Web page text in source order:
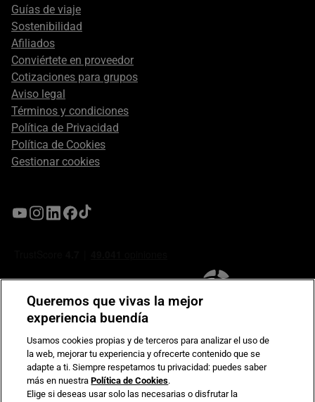
Guías de viaje
Sostenibilidad
Afiliados
Conviértete en proveedor
Cotizaciones para grupos
Aviso legal
Términos y condiciones
Política de Privacidad
Política de Cookies
Gestionar cookies
Compromiso de seguridad en pagos electrónicos
Queremos que vivas la mejor
experiencia buendía
Usamos cookies propias y de terceros para analizar el uso de
la web, mejorar tu experiencia y ofrecerte contenido que se
adapte a ti. Siempre respetamos tu privacidad: puedes saber
más en nuestraPolítica de Cookies.
Elige si deseas usar solo las necesarias o disfrutar la